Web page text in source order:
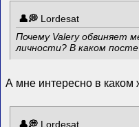
Lordesat
Почему Valery обвиняет
личности? В каком
А мне интересно в каком
Lordesat